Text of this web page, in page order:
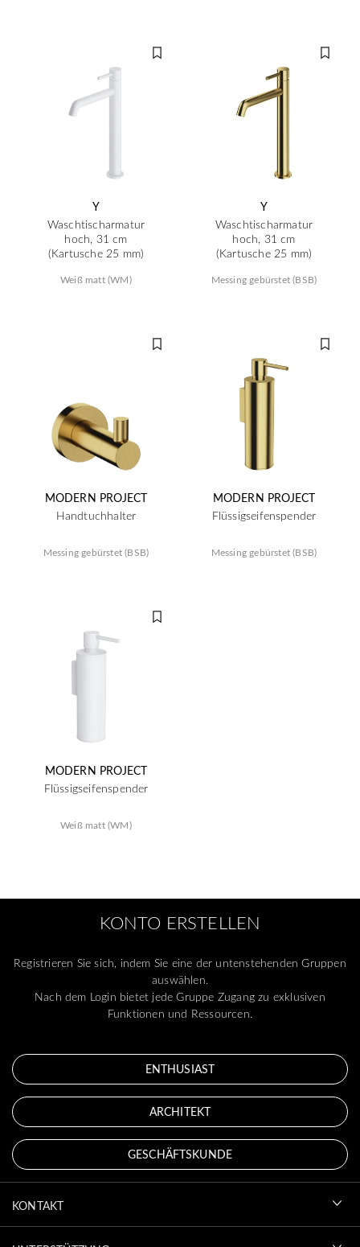
Y
Waschtischarmatur
hoch, 31 cm
(Kartusche 25 mm)
Weiß matt (WM)
Y
Waschtischarmatur
hoch, 31 cm
(Kartusche 25 mm)
Messing gebürstet (BSB)
MODERN PROJECT
Handtuchhalter
Messing gebürstet (BSB)
MODERN PROJECT
Flüssigseifenspender
Messing gebürstet (BSB)
MODERN PROJECT
Flüssigseifenspender
Weiß matt (WM)
KONTO ERSTELLEN
Registrieren Sie sich, indem Sie eine der untenstehenden Gruppen
auswählen.
Nach dem Login bietet jede Gruppe Zugang zu exklusiven
Funktionen und Ressourcen.
ENTHUSIAST
ARCHITEKT
GESCHÄFTSKUNDE
KONTAKT